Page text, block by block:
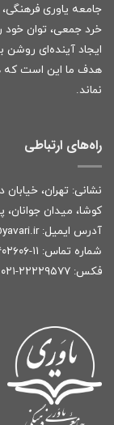
جامعه یاوری
خرد جمعی، توان خود
ایجاد آینده‌ای روشن
هدف ما این است که
نماند.
راه‌های ارتباطی
کوشا، میدان جوانان،
آدرس ایمیل:r
شماره تماس: ۱۱-۲۶۴۰۲۶۰۶-۰۲۱
فکس: ۲۲۲۲۹۵۷۷-۰۲۱